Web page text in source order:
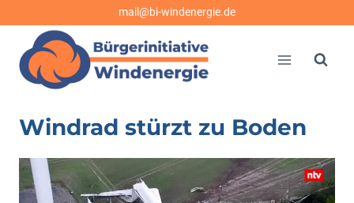
springen
mail@bi-windenergie.de
Windrad stürzt zu Boden